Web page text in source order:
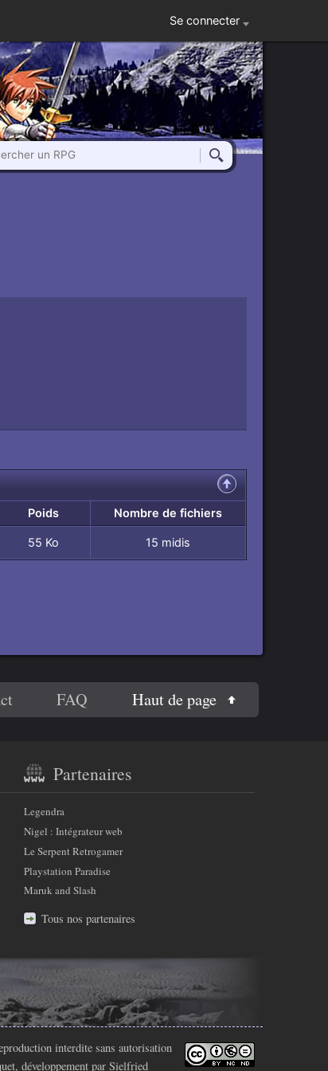
Se connecter
un RPG
Rechercher
Poids Nombre de fichiers
55 Ko 15 midis
FAQ Haut de page
Partenaires
Legendra
Nigel : Intégrateur web
Le Serpent Retrogamer
Playstation Paradise
Maruk and Slash
Tous nos partenaires
interdite sans autorisation
, développement par Sielfried